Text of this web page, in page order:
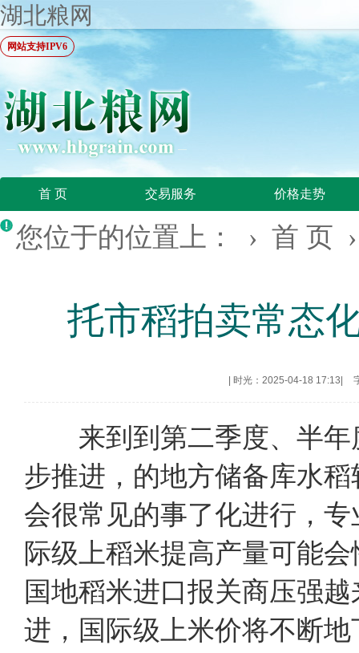
湖北粮网
网站支持IPV6
首 页 交易服务 价格走势
您位于的位置上： › 首 页
托市稻拍卖常态
时光：2025-04-18 17:13
来到到第二季度、半年
步推进，的地方储备库水
会很常见的事了化进行，
际级上稻米提高产量可能
国地稻米进口报关商压强
进，国际级上米价将不断